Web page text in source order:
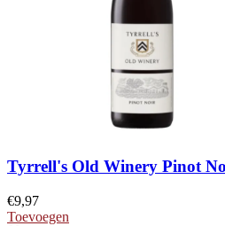
Tyrrell's Old Winery Pinot
€9,97
Toevoegen